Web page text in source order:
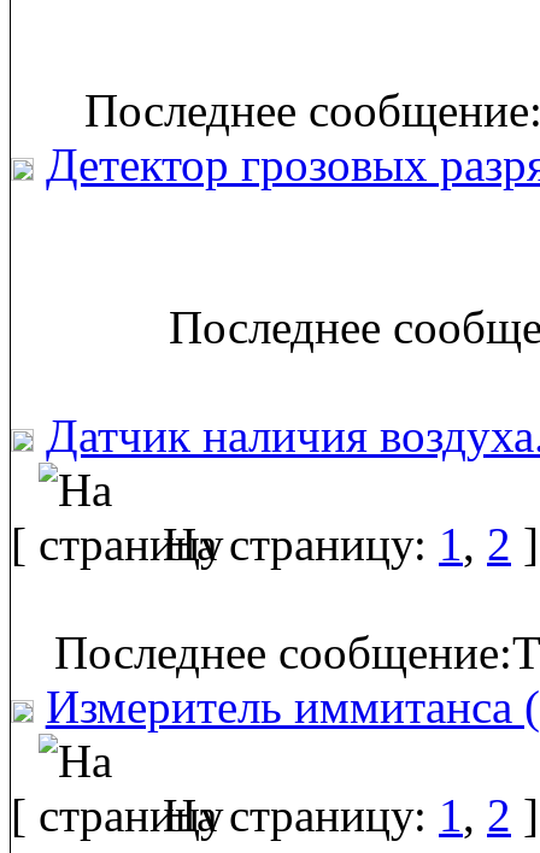
Последнее
Детектор грозовых
Последнее
Датчик наличия
[ На страницу: 1, 2 ]
Последнее
Измеритель иммитанса
[ На страницу: 1, 2 ]